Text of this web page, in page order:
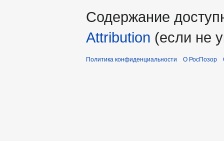
Содержание
Attribution (если не
Политика конфиденциальности О РосПозор